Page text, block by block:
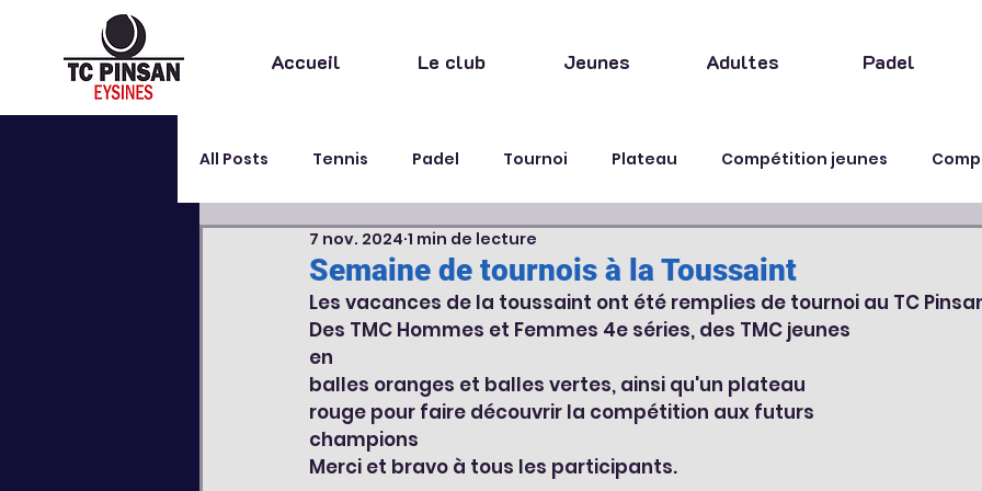
Accueil Le club Jeunes Adultes Padel
All Posts Tennis Padel Tournoi Plateau Compétition jeunes
Extra sportif Fête
Semaine de tournois à la Toussaint
7 nov. 2024 1 min de lecture
Les vacances de la toussaint ont été remplies de tournoi au TC
Des TMC Hommes et Femmes 4e séries, des TMC jeunes
en
balles oranges et balles vertes, ainsi qu'un plateau
rouge pour faire découvrir la compétition aux futurs
champions
Merci et bravo à tous les participants.